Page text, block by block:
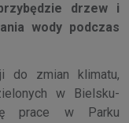
drzew i
wody podczas
do zmian klimatu,
w Bielsku-
prace w Parku